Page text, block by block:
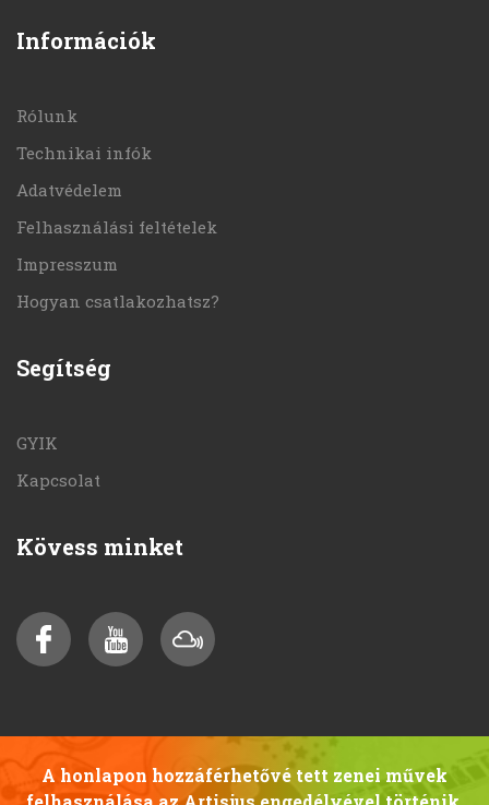
Információk
Rólunk
Technikai infók
Adatvédelem
Felhasználási feltételek
Impresszum
Hogyan csatlakozhatsz?
Segítség
GYIK
Kapcsolat
Kövess minket
A honlapon hozzáférhetővé tett zenei művek